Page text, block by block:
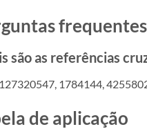
frequentes
são as referências
1784144,
de aplicação